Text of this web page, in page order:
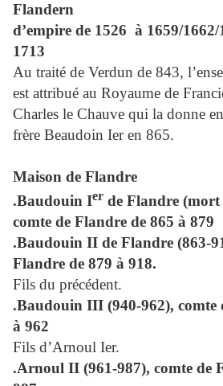
Flandern
d’empire de 1526 à 1659/
1713
Au traité de Verdun de 843,
est attribué au Royaume de
Charles le Chauve qui la donne
frère Beaudoin Ier en 865.
Maison de Flandre
.Baudouin Ier de Flandre
comte de Flandre de 865 à 879
.Baudouin II de Flandre (863-
Flandre de 879 à 918.
Fils du précédent.
.Baudouin III (940-962), comte
à 962
Fils d’Arnoul Ier.
.Arnoul II (961-987), comte de